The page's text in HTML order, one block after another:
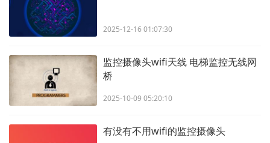
2025-12-16 01:07:30
监控摄像头wifi天线 电梯监控无线网
桥
2025-10-09 05:20:10
有没有不用wifi的监控摄像头